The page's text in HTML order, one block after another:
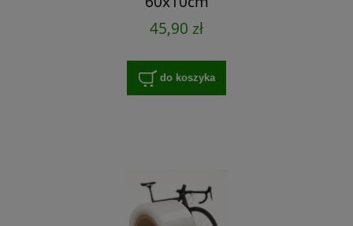
45,90 zł
do koszyka